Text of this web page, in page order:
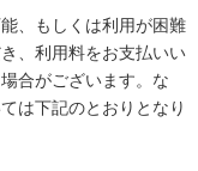
、もしくは利用が困難
、利用料をお支払いい
合がございます。な
は下記のとおりとなり